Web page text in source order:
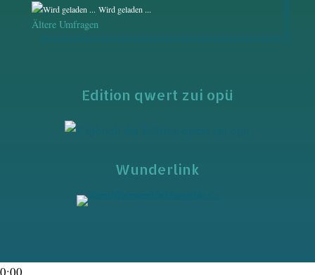
Wird geladen ...
Ältere Umfragen
Edition qwert zui opü
Wunderlink
0:00